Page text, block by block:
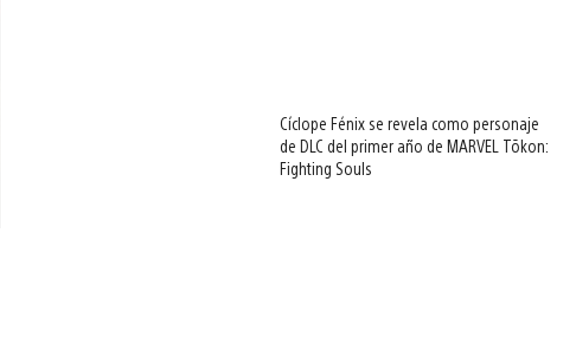
Cíclope Fénix se revela como personaje
de DLC del primer año de MARVEL Tōkon:
Fighting Souls